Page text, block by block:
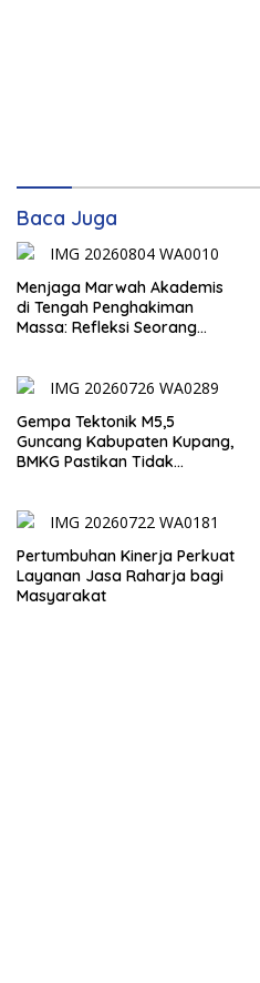
Baca Juga
Menjaga Marwah Akademis
di Tengah Penghakiman
Massa: Refleksi Seorang
Gempa Tektonik M5,5
Guncang Kabupaten Kupang,
BMKG Pastikan Tidak
Pertumbuhan Kinerja Perkuat
Layanan Jasa Raharja bagi
Masyarakat